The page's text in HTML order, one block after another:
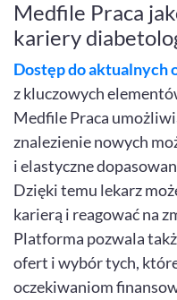
Medfile Praca
kariery
Dostęp do aktualnych
z kluczowych
Medfile Praca
znalezienie nowych
i elastyczne
Dzięki temu lekarz
karierą i reagować na
Platforma pozwala
ofert i wybór tych,
oczekiwaniom